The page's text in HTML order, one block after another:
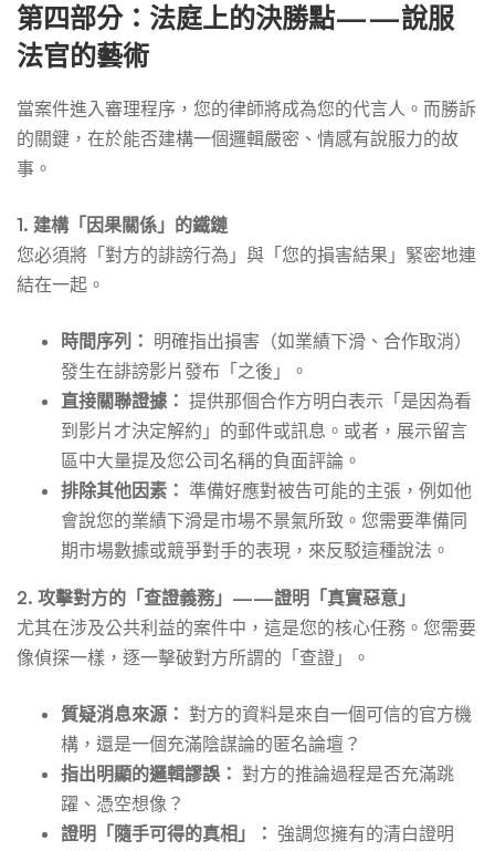
第四部分：法庭上的決勝點——說服
法官的藝術
當案件進入審理程序，您的律師將成為您的代言人。而勝訴
的關鍵，在於能否建構一個邏輯嚴密、情感有說服力的故
事。
1. 建構「因果關係」的鐵鏈
您必須將「對方的誹謗行為」與「您的損害結果」緊密地連
結在一起。
時間序列： 明確指出損害（如業績下滑、合作取消）
發生在誹謗影片發布「之後」。
直接關聯證據： 提供那個合作方明白表示「是因為看
到影片才決定解約」的郵件或訊息。或者，展示留言
區中大量提及您公司名稱的負面評論。
排除其他因素： 準備好應對被告可能的主張，例如他
會說您的業績下滑是市場不景氣所致。您需要準備同
期市場數據或競爭對手的表現，來反駁這種說法。
2. 攻擊對方的「查證義務」——證明「真實惡意」
尤其在涉及公共利益的案件中，這是您的核心任務。您需要
像偵探一樣，逐一擊破對方所謂的「查證」。
質疑消息來源： 對方的資料是來自一個可信的官方機
構，還是一個充滿陰謀論的匿名論壇？
指出明顯的邏輯謬誤： 對方的推論過程是否充滿跳
躍、憑空想像？
證明「隨手可得的真相」： 強調您擁有的清白證明